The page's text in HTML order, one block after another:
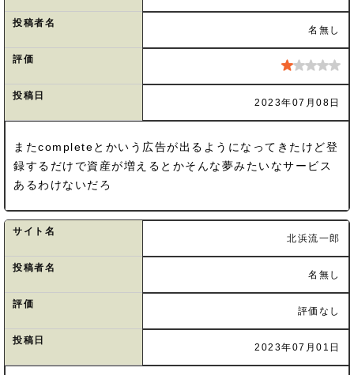
投稿者名
名無し
評価
投稿日
2023年07月08日
またcompleteとかいう広告が出るようになってきたけど登
録するだけで資産が増えるとかそんな夢みたいなサービス
あるわけないだろ
サイト名
北浜流一郎
投稿者名
名無し
評価
評価なし
投稿日
2023年07月01日